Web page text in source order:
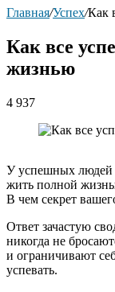
Главная/Успех/Как
Как все
жизнью
4 937
У успешных людей
жить полной
В чем секрет
Ответ зачастую
никогда не
и ограничивают
успевать.